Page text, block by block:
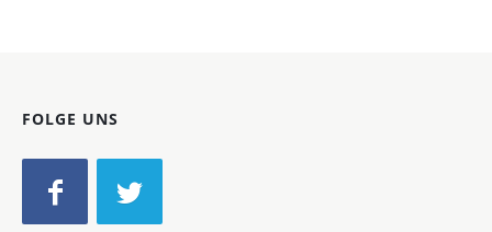
FOLGE UNS